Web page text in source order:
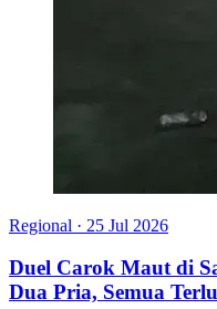
Regional · 25 Jul 2026
Duel Carok Maut di
Dua Pria, Semua